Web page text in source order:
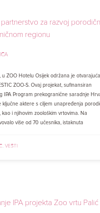
za razvoj
regionu
ZOO Hotelu Osijek održana je otvarajuća
ZOO-S. Ovaj projekat, sufinansiran
IPA Program prekogranične saradnje
ključne aktere s ciljem unapređenja
i njihovim zoološkim vrtovima. Na
više od 70 učesnika, istaknuta
VESTI
IPA projekta Zoo vrtu Palić